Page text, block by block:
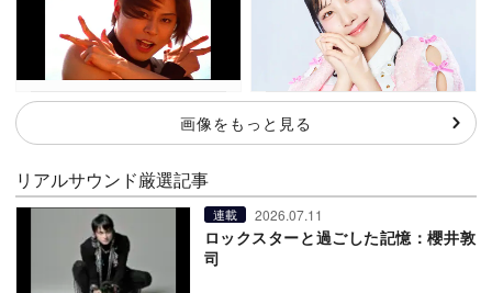
画像をもっと見る
リアルサウンド厳選記事
連載 2026.07.11
ロックスターと過ごした記憶：櫻井敦
司